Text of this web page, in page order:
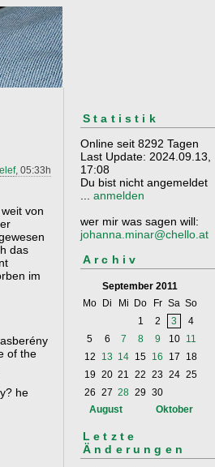
, 05:33h
von
das
im
of the
he
Statistik
Online seit 8292 Tagen
Last Update: 2024.09.13,
17:08
Du bist nicht angemeldet
... anmelden
wer mir was sagen will:
johanna.minar@chello.at
Archiv
September 2011
Mo
Di Mi Do Fr Sa So
1
2 3
4
5
6 7 8 9 10
11
12
13 14 15 16 17
18
19 20 21 22 23 24 25
26 27 28 29 30
August
Oktober
Letzte
Änderungen